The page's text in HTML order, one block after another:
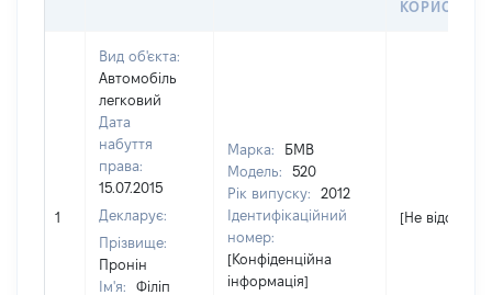
1
Вид об'єкта:
Автомобіль
легковий
Дата
набуття
права:
15.07.2015
Декларує:
Прізвище:
Пронін
Ім'я:
Філіп
Марка:
БМВ
Модель:
520
Рік випуску:
2012
Ідентифікаційний
номер:
[Конфіденційна
інформація]
[Не відомо]